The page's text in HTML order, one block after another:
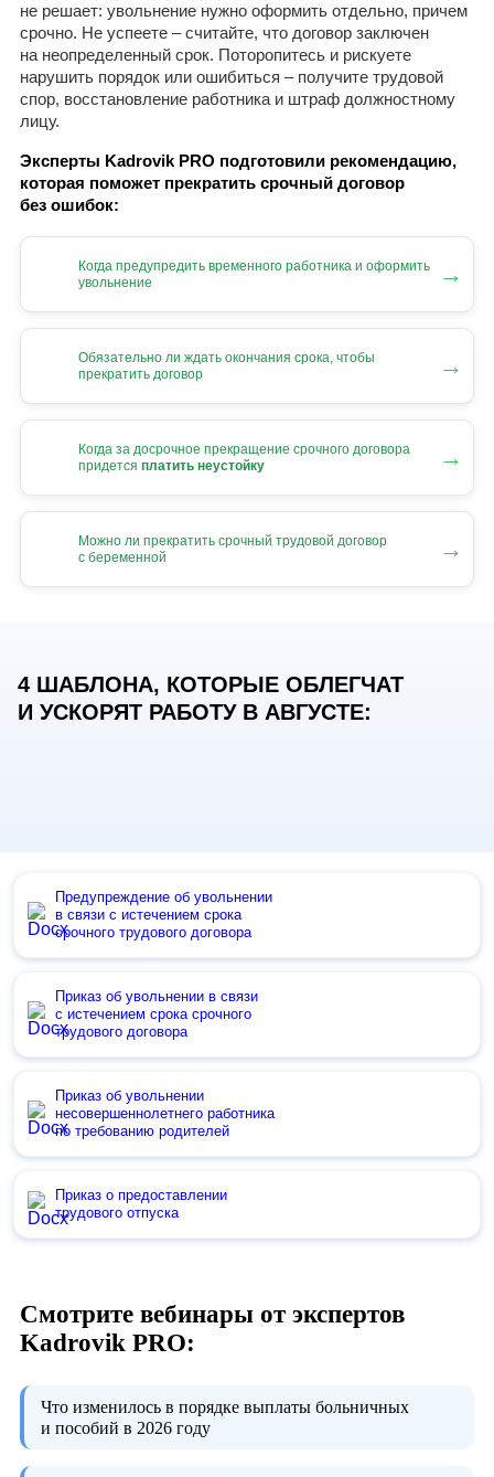
не решает: увольнение нужно оформить отдельно, причем
срочно. Не успеете – считайте, что договор заключен
на неопределенный срок. Поторопитесь и рискуете
нарушить порядок или ошибиться – получите трудовой
спор, восстановление работника и штраф должностному
лицу.
Эксперты Kadrovik PRO подготовили рекомендацию,
которая поможет прекратить срочный договор
без ошибок:
Когда предупредить временного работника и оформить
увольнение
→
Обязательно ли ждать окончания срока, чтобы
прекратить договор
→
Когда за досрочное прекращение срочного договора
придется платить неустойку →
Можно ли прекратить срочный трудовой договор
с беременной
→
4 ШАБЛОНА, КОТОРЫЕ ОБЛЕГЧАТ
И УСКОРЯТ РАБОТУ В АВГУСТЕ:
Предупреждение об увольнении
в связи с истечением срока
срочного трудового договора
Приказ об увольнении в связи
с истечением срока срочного
трудового договора
Приказ об увольнении
несовершеннолетнего работника
по требованию родителей
Приказ о предоставлении
трудового отпуска
Смотрите вебинары от экспертов
Kadrovik PRO:
Что изменилось в порядке выплаты больничных
и пособий в 2026 году